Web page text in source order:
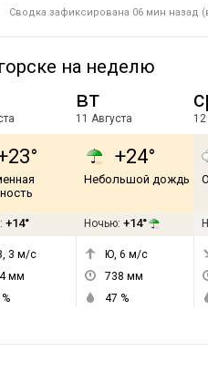
Сводка зафиксирована 06 мин назад
на неделю
+14°
3 м/с
мм
%
вт
11 Августа
+24°
Небольшой дождь
Ночью: +14°
Ю, 6 м/с
738 мм
47 %
12